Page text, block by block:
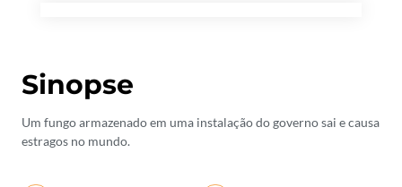
Sinopse
Um fungo armazenado em uma instalação do governo sai e causa
estragos no mundo.